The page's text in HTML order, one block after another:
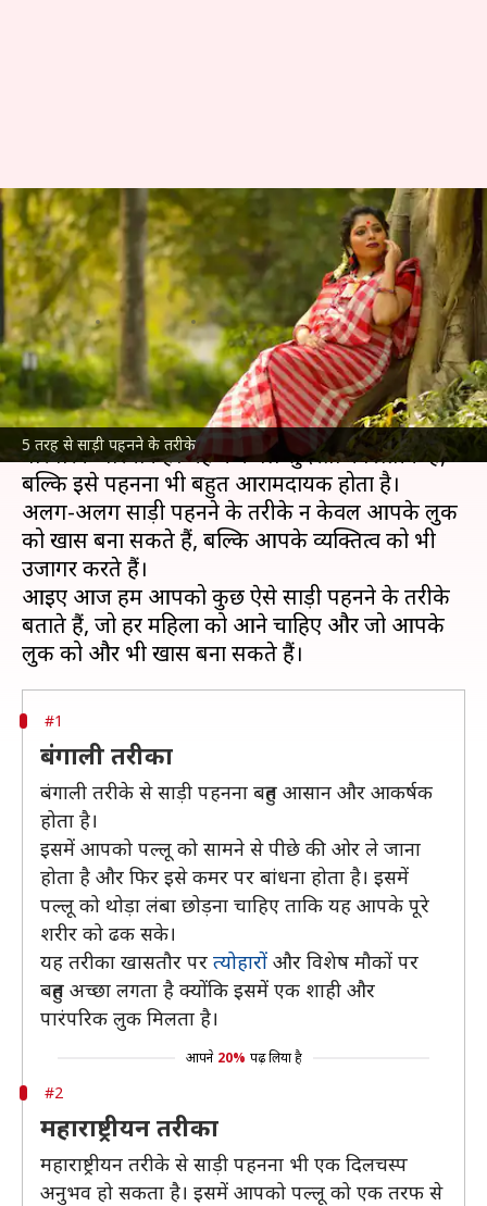
5 तरह से साड़ी पहनने के तरीके
हर महिला को आनी चाहिए इन 5
तरह की साड़ी पहनने की कला, लगेंगी
बेहद खूबसूरत
लेखन अंजली Apr 02, 2025 12:04 pm
क्या है खबर?
साड़ी भारतीय महिलाओं के लिए एक सदाबहार और
पारंपरिक परिधान है। यह न केवल सुंदरता का प्रतीक है,
बल्कि इसे पहनना भी बहुत आरामदायक होता है।
अलग-अलग साड़ी पहनने के तरीके न केवल आपके लुक
को खास बना सकते हैं, बल्कि आपके व्यक्तित्व को भी
उजागर करते हैं।
आइए आज हम आपको कुछ ऐसे साड़ी पहनने के तरीके
बताते हैं, जो हर महिला को आने चाहिए और जो आपके
#1
बंगाली तरीका
बंगाली तरीके से साड़ी पहनना बहुत आसान और आकर्षक
होता है।
इसमें आपको पल्लू को सामने से पीछे की ओर ले जाना
होता है और फिर इसे कमर पर बांधना होता है। इसमें
पल्लू को थोड़ा लंबा छोड़ना चाहिए ताकि यह आपके पूरे
शरीर को ढक सके।
यह तरीका खासतौर पर त्योहारों और विशेष मौकों पर
बहुत अच्छा लगता है क्योंकि इसमें एक शाही और
पारंपरिक लुक मिलता है।
आपने 20% पढ़ लिया है
#2
महाराष्ट्रीयन तरीका
महाराष्ट्रीयन तरीके से साड़ी पहनना भी एक दिलचस्प
अनुभव हो सकता है। इसमें आपको पल्लू को एक तरफ से